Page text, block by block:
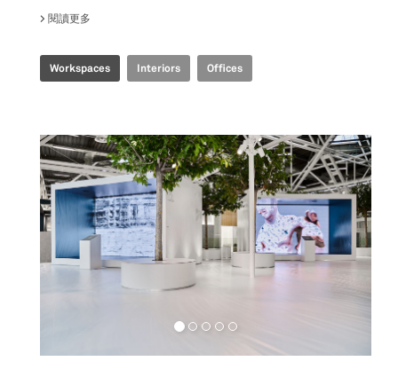
閱讀更多
Workspaces Interiors Offices